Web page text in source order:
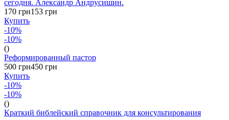
сегодня. Александр Андрусишин.
170 грн153 грн
Купить
-10%
-10%
()
Реформированный пастор
500 грн450 грн
Купить
-10%
-10%
()
Краткий библейский справочник для консультирования